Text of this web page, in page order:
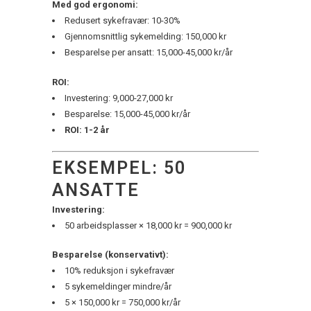
Med god ergonomi:
Redusert sykefravær: 10-30%
Gjennomsnittlig sykemelding: 150,000 kr
Besparelse per ansatt: 15,000-45,000 kr/år
ROI:
Investering: 9,000-27,000 kr
Besparelse: 15,000-45,000 kr/år
ROI: 1-2 år
EKSEMPEL: 50
ANSATTE
Investering:
50 arbeidsplasser × 18,000 kr = 900,000 kr
Besparelse (konservativt):
10% reduksjon i sykefravær
5 sykemeldinger mindre/år
5 × 150,000 kr = 750,000 kr/år